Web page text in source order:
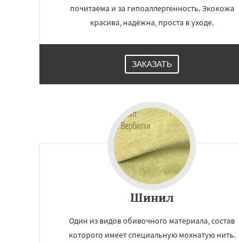
почитаема и за гипоаллергенность. Экокожа
красива, надёжна, проста в уходе.
ЗАКАЗАТЬ
Шинил
Один из видов обивочного материала, состав
которого имеет специальную мохнатую нить.